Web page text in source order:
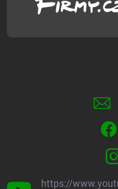
https://